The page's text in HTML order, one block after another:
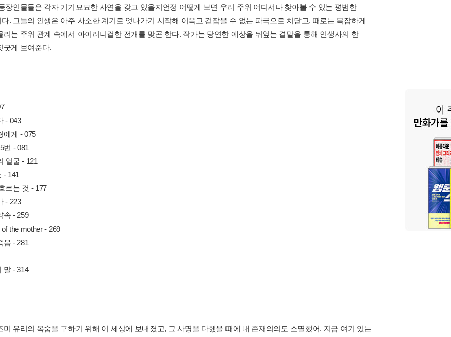
장인물들은 각자 기기묘묘한 사연을 갖고 있을지언정 어떻게 보면 우리 주위 어디서나 찾아볼 수 있는 평범한
. 그들의 인생은 아주 사소한 계기로 엇나가기 시작해 이윽고 걷잡을 수 없는 파국으로 치닫고, 때로는 복잡하게
리는 주위 관계 속에서 아이러니컬한 전개를 맞곤 한다. 작가는 당연한 예상을 뒤엎는 결말을 통해 인생사의 한
궂게 보여준다.
- 043
에게 - 075
번 - 081
얼굴 - 121
- 141
르는 것 - 177
- 223
속 - 259
the mother - 269
음 - 281
말 - 314
미 유리의 목숨을 구하기 위해 이 세상에 보내졌고, 그 사명을 다했을 때에 내 존재의의도 소멸했어. 지금 여기 있는